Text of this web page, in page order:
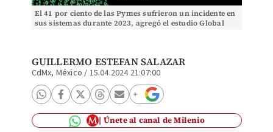
El 41 por ciento de las Pymes sufrieron un incidente en
sus sistemas durante 2023, agregó el estudio Global
GUILLERMO ESTEFAN SALAZAR
CdMx, México / 15.04.2024 21:07:00
Únete al canal de Milenio